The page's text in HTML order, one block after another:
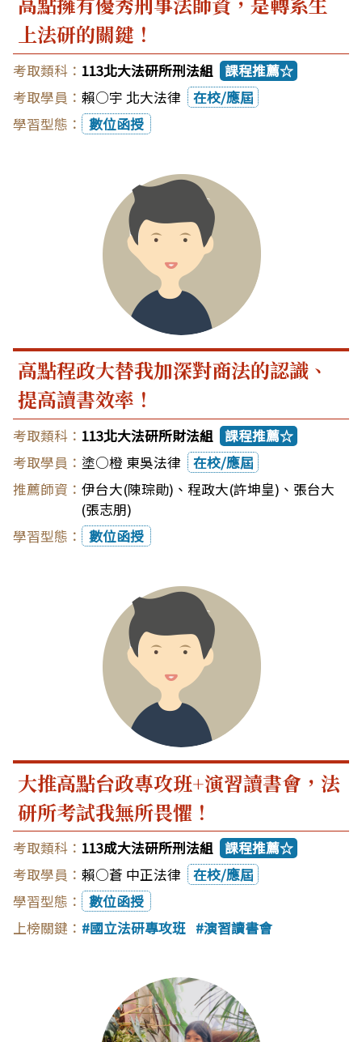
上法研的關鍵！
113北大法研所刑法組 課程推薦☆
賴○宇 北大法律
在校/應屆
數位函授
高點程政大替我加深對商法的認識、
提高讀書效率！
113北大法研所財法組 課程推薦☆
塗○橙 東吳法律
在校/應屆
伊台大(陳琮勛) 、 程政大(許坤皇) 、 張台大
(張志朋)
數位函授
大推高點台政專攻班+演習讀書會，法
研所考試我無所畏懼！
113成大法研所刑法組 課程推薦☆
賴○蒼 中正法律
在校/應屆
數位函授
國立法研專攻班
演習讀書會